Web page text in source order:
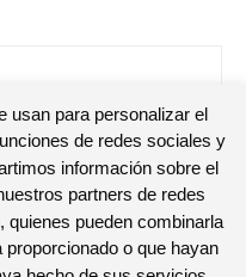
usan para personalizar el
de redes sociales y
información sobre el
partners de redes
quienes pueden combinarla
o que hayan